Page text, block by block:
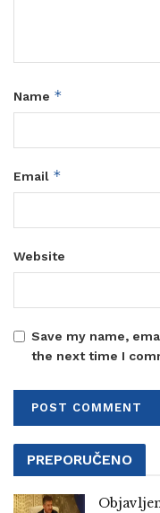
Name *
Email *
Website
Save my name,
the next time I
PREPORUČENO